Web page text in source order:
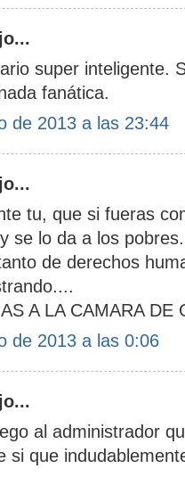
super inteligente.
fanática.
de 2013 a las 23:44
tu, que si fueras
se lo da a los
de derechos
A LA CAMARA DE
de 2013 a las 0:06
al administrador
si que